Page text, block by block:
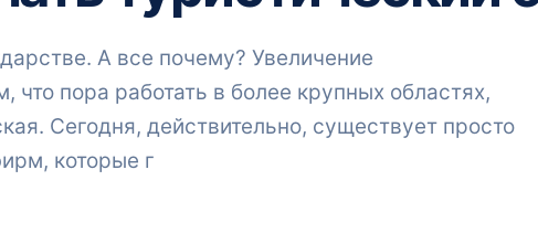
А все почему? Увеличение
что пора работать в более крупных областях,
Сегодня, действительно, существует просто
которые г